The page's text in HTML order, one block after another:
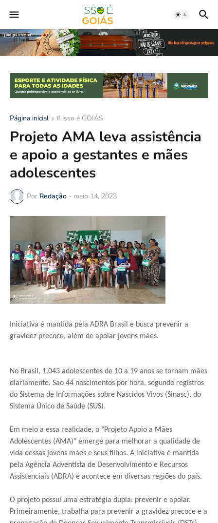
Página inicial # isso é GOIÁS
Projeto AMA leva assistência
e apoio a gestantes e mães
adolescentes
Por Redação - maio 14, 2023
Iniciativa é mantida pela ADRA Brasil e busca prevenir a
gravidez precoce, além de apoiar jovens mães.
No Brasil, 1.043 adolescentes de 10 a 19 anos se tornam mães
diariamente. São 44 nascimentos por hora, segundo registros
do Sistema de Informações sobre Nascidos Vivos (Sinasc), do
Sistema Único de Saúde (SUS).
Em meio a essa realidade, o "Projeto Apoio a Mães
Adolescentes (AMA)" emerge para melhorar a qualidade de
vida dessas jovens mães e seus filhos. A iniciativa é mantida
pela Agência Adventista de Desenvolvimento e Recursos
Assistenciais (ADRA) e acontece em diversas regiões do país.
O projeto possui uma estratégia dupla: prevenir e apoiar.
Primeiramente, trabalha para prevenir a gravidez precoce e a